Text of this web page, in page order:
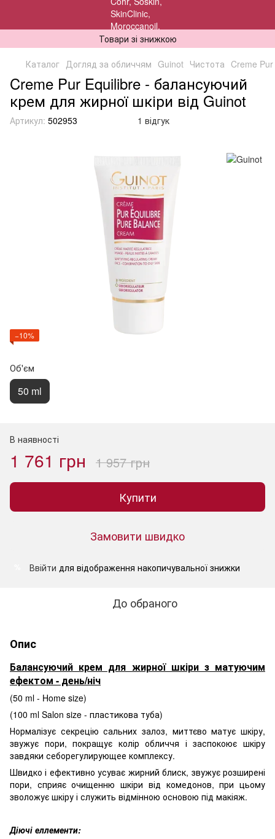
Товари зі знижкою
Каталог Догляд за обличчям Guinot Чистота Creme
Creme Pur Equilibre - балансуючий
крем для жирної шкіри від Guinot
Артикул: 502953 1 відгук
−10%
Об'єм
50 ml
В наявності
1 761 грн 1 957 грн
Купити
Замовити швидко
Ввійти для відображення накопичувальної знижки
До обраного
Опис
Балансуючий крем для жирної шкіри з матуючим
ефектом - день/ніч
(50 ml - Home size)
(100 ml Salon size - пластикова туба)
Нормалізує секрецію сальних залоз, миттєво матує шкіру,
звужує пори, покращує колір обличчя і заспокоює шкіру
завдяки себорегулирующее комплексу.
Швидко і ефективно усуває жирний блиск, звужує розширені
пори, сприяє очищенню шкіри від комедонов, при цьому
зволожує шкіру і служить відмінною основою під макіяж.
Діючі еллементи: